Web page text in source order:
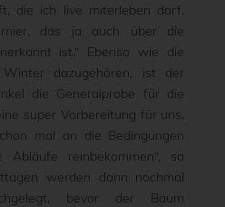
die ich live miterleben darf.
das ja auch über die
ist.“ Ebenso wie die
dazugehören, ist der
die Generalprobe für die
super Vorbereitung für uns,
mal an die Bedingungen
reinbekommen“, so
werden dann nochmal
bevor der Baum